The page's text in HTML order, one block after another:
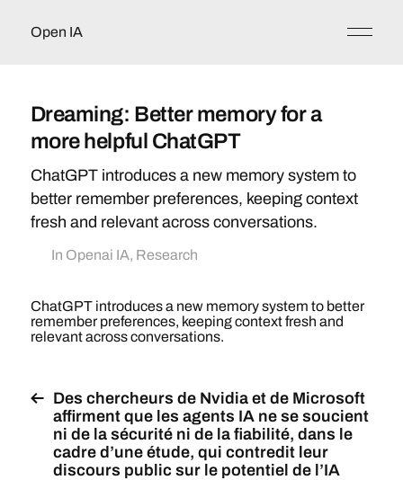
Open IA
Dreaming: Better memory for a
more helpful ChatGPT
ChatGPT introduces a new memory system to
better remember preferences, keeping context
fresh and relevant across conversations.
In Openai IA, Research
ChatGPT introduces a new memory system to better
remember preferences, keeping context fresh and
relevant across conversations.
Des chercheurs de Nvidia et de Microsoft
affirment que les agents IA ne se soucient
ni de la sécurité ni de la fiabilité, dans le
cadre d’une étude, qui contredit leur
discours public sur le potentiel de l’IA